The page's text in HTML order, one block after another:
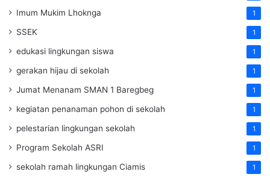
Imum Mukim Lhoknga 1
SSEK 1
edukasi lingkungan siswa 1
gerakan hijau di sekolah 1
Jumat Menanam SMAN 1 Baregbeg 1
kegiatan penanaman pohon di sekolah 1
pelestarian lingkungan sekolah 1
Program Sekolah ASRI 1
sekolah ramah lingkungan Ciamis 1